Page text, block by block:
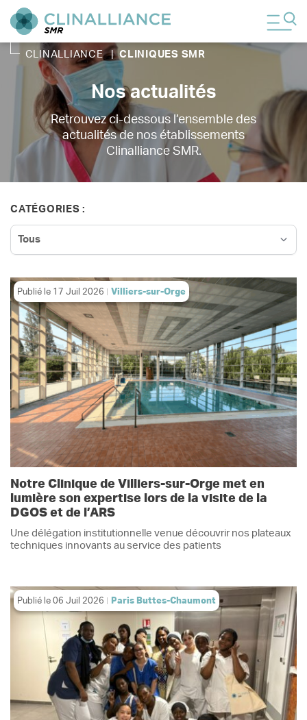
CLINALLIANCE | CLINIQUES SMR
Nos actualités
Retrouvez ci-dessous l’ensemble des
actualités de nos établissements
Clinalliance SMR.
CATÉGORIES :
Publié le 17 Juil 2026 Villiers-sur-Orge
Notre Clinique de Villiers-sur-Orge met en
lumière son expertise lors de la visite de la
DGOS et de l’ARS
Une délégation institutionnelle venue découvrir nos plateaux
techniques innovants au service des patients
Publié le 06 Juil 2026 Paris Buttes-Chaumont